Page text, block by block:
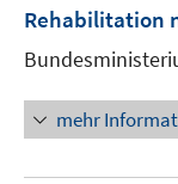
Rehabilitation
mehr